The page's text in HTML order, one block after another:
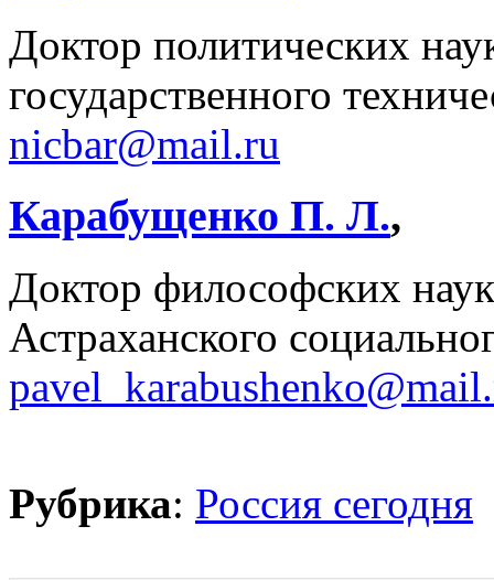
Доктор политических
государственного
nicbar@mail.ru
Карабущенко П. Л.,
Доктор философских
Астраханского
Рубрика: Россия сегодня